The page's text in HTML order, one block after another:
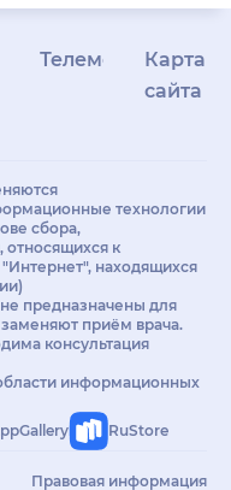
Телемедицина
Карта
сайта
технологии
сбора,
относящихся к
находящихся
предназначены для
приём врача.
консультация
информационных
RuStore
Правовая информация